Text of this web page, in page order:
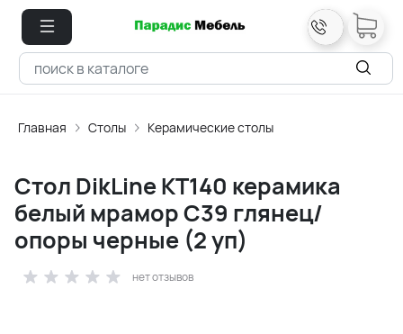
Главная Столы Керамические столы
Стол DikLine KT140 керамика
белый мрамор С39 глянец/
опоры черные (2 уп)
нет отзывов